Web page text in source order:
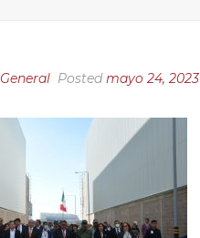
Postedmayo 24, 2023